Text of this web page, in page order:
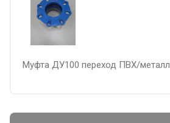
Муфта ДУ100 переход ПВХ/металл